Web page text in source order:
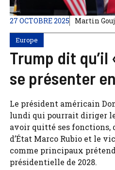
27 OCTOBRE 2025 Martin
Europe
Trump dit
se présenter
Le président américain
lundi qui pourrait diriger
avoir quitté ses fonctions,
d’État Marco Rubio et le
comme principaux
présidentielle de 2028.